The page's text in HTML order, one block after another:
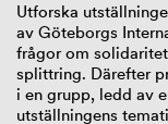
Utforska
av Göteborgs
frågor om
splittring. Därefter
i en grupp, ledd av
utställningens